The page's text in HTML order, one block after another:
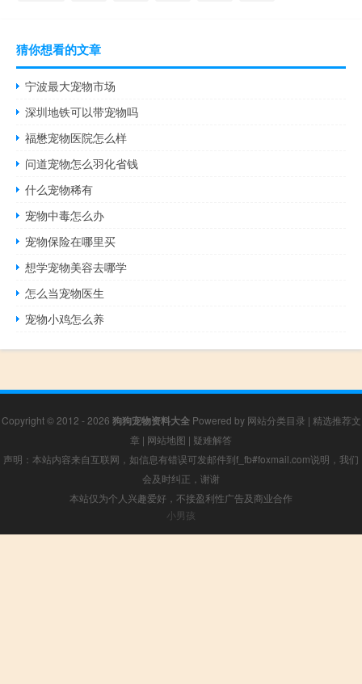
猜你想看的文章
宁波最大宠物市场
深圳地铁可以带宠物吗
福懋宠物医院怎么样
问道宠物怎么羽化省钱
什么宠物稀有
宠物中毒怎么办
宠物保险在哪里买
想学宠物美容去哪学
怎么当宠物医生
宠物小鸡怎么养
Copyright © 2012 - 2026 狗狗宠物资料大全Powered by 网站分类目录 | 精选推荐文
章 | 网站地图 | 疑难解答
声明：本站内容来自互联网，如信息有错误可发邮件到f_fb#foxmail.com说明，我们
会及时纠正，谢谢
本站仅为个人兴趣爱好，不接盈利性广告及商业合作
小男孩